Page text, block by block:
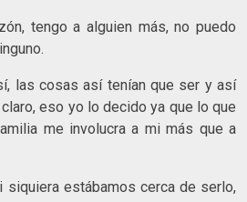
tengo a alguien más, no puedo
las cosas así tenían que ser y así
eso yo lo decido ya que lo que
me involucra a mi más que a
estábamos cerca de serlo,